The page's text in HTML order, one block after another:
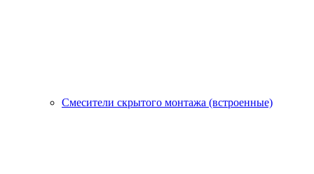
Смесители скрытого монтажа (встроенные)